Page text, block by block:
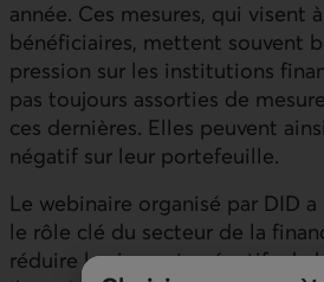
année. Ces mesures, qui visent
bénéficiaires, mettent souvent
pression sur les institutions
pas toujours assorties de
ces dernières. Elles peuvent
négatif sur leur portefeuille.
Le webinaire organisé par DID
le rôle clé du secteur de la
réduire les impacts négatifs de